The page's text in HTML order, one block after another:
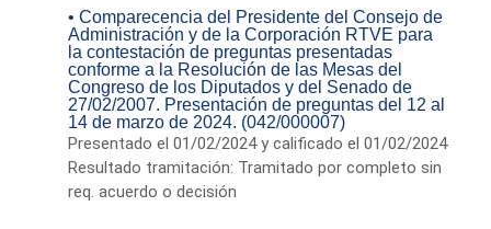
• Comparecencia del Presidente del Consejo de
Administración y de la Corporación RTVE para
la contestación de preguntas presentadas
conforme a la Resolución de las Mesas del
Congreso de los Diputados y del Senado de
27/02/2007. Presentación de preguntas del 12 al
14 de marzo de 2024. (042/000007)
Presentado el 01/02/2024 y calificado el 01/02/2024
Resultado tramitación: Tramitado por completo sin
req. acuerdo o decisión